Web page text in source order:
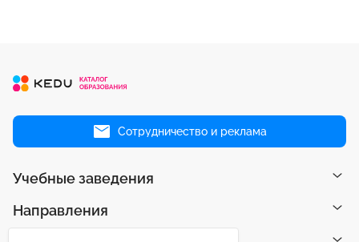
Сотрудничество и реклама
Учебные заведения
Направления